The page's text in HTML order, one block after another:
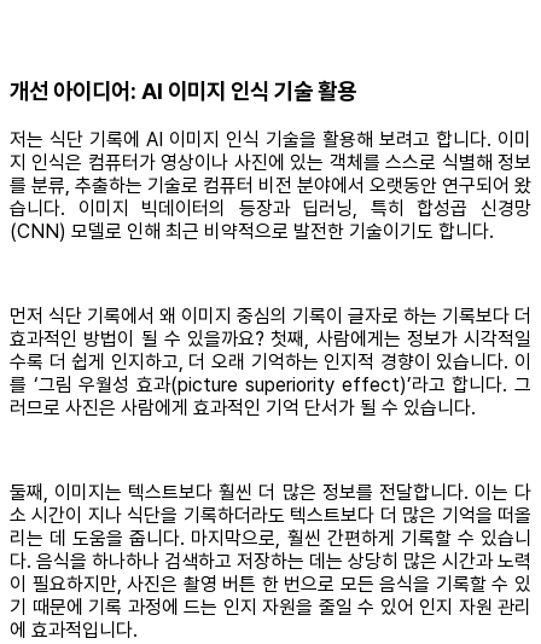
개선 아이디어: AI 이미지 인식 기술 활용
저는 식단 기록에 AI 이미지 인식 기술을 활용해 보려고 합니다. 이미
지 인식은 컴퓨터가 영상이나 사진에 있는 객체를 스스로 식별해 정보
를 분류, 추출하는 기술로 컴퓨터 비전 분야에서 오랫동안 연구되어 왔
습니다. 이미지 빅데이터의 등장과 딥러닝, 특히 합성곱 신경망
(CNN) 모델로 인해 최근 비약적으로 발전한 기술이기도 합니다.
먼저 식단 기록에서 왜 이미지 중심의 기록이 글자로 하는 기록보다 더
효과적인 방법이 될 수 있을까요? 첫째, 사람에게는 정보가 시각적일
수록 더 쉽게 인지하고, 더 오래 기억하는 인지적 경향이 있습니다. 이
를 ‘그림 우월성 효과(picture superiority effect)’라고 합니다. 그
러므로 사진은 사람에게 효과적인 기억 단서가 될 수 있습니다.
둘째, 이미지는 텍스트보다 훨씬 더 많은 정보를 전달합니다. 이는 다
소 시간이 지나 식단을 기록하더라도 텍스트보다 더 많은 기억을 떠올
리는 데 도움을 줍니다. 마지막으로, 훨씬 간편하게 기록할 수 있습니
다. 음식을 하나하나 검색하고 저장하는 데는 상당히 많은 시간과 노력
이 필요하지만, 사진은 촬영 버튼 한 번으로 모든 음식을 기록할 수 있
기 때문에 기록 과정에 드는 인지 자원을 줄일 수 있어 인지 자원 관리
에 효과적입니다.